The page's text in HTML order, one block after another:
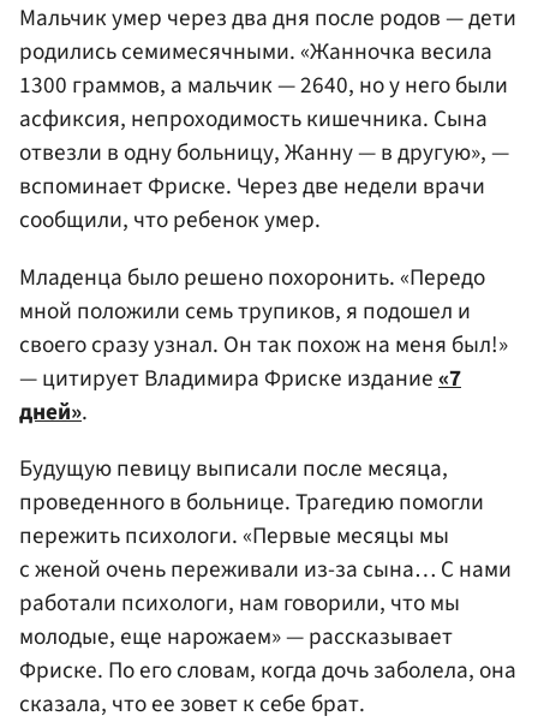
Мальчик умер через два дня после родов — дети
родились семимесячными. «Жанночка весила
1300 граммов, а мальчик — 2640, но у него были
асфиксия, непроходимость кишечника. Сына
отвезли в одну больницу, Жанну — в другую», —
вспоминает Фриске. Через две недели врачи
сообщили, что ребенок умер.
Младенца было решено похоронить. «Передо
мной положили семь трупиков, я подошел и
своего сразу узнал. Он так похож на меня был!»
— цитирует Владимира Фриске издание «7
дней».
Будущую певицу выписали после месяца,
проведенного в больнице. Трагедию помогли
пережить психологи. «Первые месяцы мы
с женой очень переживали из-за сына… С нами
работали психологи, нам говорили, что мы
молодые, еще нарожаем» — рассказывает
Фриске. По его словам, когда дочь заболела, она
сказала, что ее зовет к себе брат.